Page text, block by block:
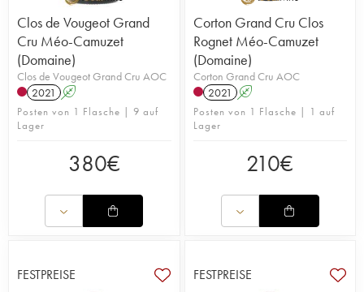
Clos de Vougeot Grand
Cru Méo-Camuzet
(Domaine)
Clos de Vougeot Grand Cru AOC
2021
A
Posten von 1 Flasche | 9 auf
Lager
380€
Corton Grand Cru Clos
Rognet Méo-Camuzet
(Domaine)
Corton Grand Cru AOC
2021 A
Posten von 1 Flasche | 1 auf
Lager
210€
FESTPREISE FESTPREISE